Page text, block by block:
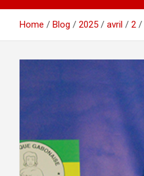
Home Blog 2025 avril 2